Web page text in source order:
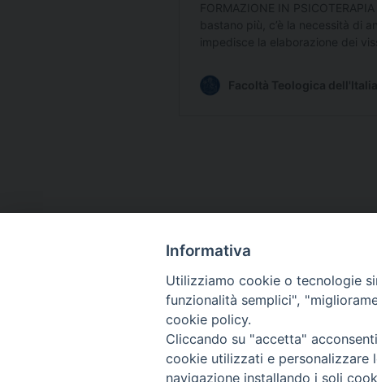
Viale
50124 Firenze
Informativa
Utilizziamo cookie o tecnologie
funzionalità semplici",
cookie policy.
Cliccando su "accetta"
cookie utilizzati e personalizzare
navigazione installando i soli